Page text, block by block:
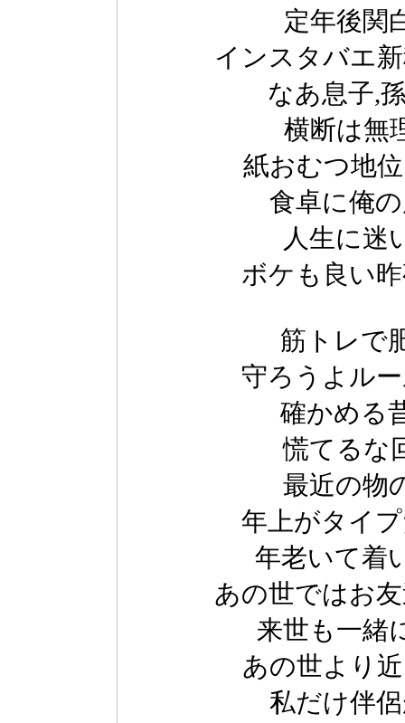
定年後関
インスタバエ
なあ息子,
横断は無
紙おむつ地
食卓に俺
人生に迷
ボケも良い
筋トレで
守ろうよル
確かめる
慌てるな
最近の物
年上がタイ
年老いて着
あの世ではお
来世も一緒
あの世より
私だけ伴